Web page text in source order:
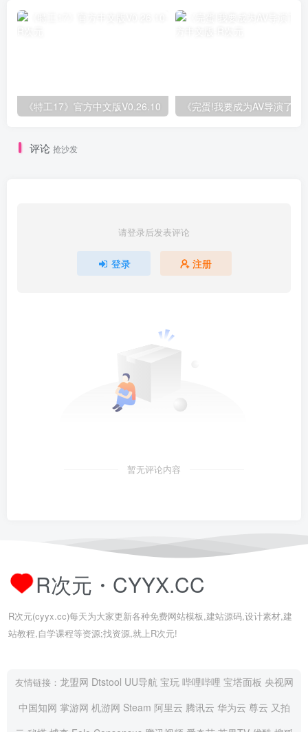
《特工17》官方中文版V0.26.10
评论 抢沙发
请登录后发表评论
登录 注册
暂无评论内容
R次元・CYYX.CC
R次元(cyyx.cc)每天为大家更新各种免费网站模板,建站源码,设计素材,建
站教程,自学课程等资源;找资源,就上R次元!
友情链接： 龙盟网 Dtstool UU导航 宝玩 哔哩哔哩 宝塔面板 央视网
中国知网 掌游网 机游网 Steam 阿里云 腾讯云 华为云 尊云 又拍